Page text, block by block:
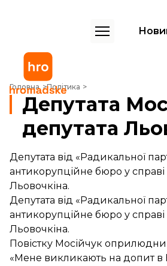
Головна Політика
Депутата Мосійчука викликали в НАБУ у
Депутата
депутата
Депутата від «Радикальної
антикорупційне бюро у справі
Льовочкіна.
Депутата від «Радикальної
антикорупційне бюро у
Льовочкіна.
Повістку Мосійчук
«Мене викликають на допит в